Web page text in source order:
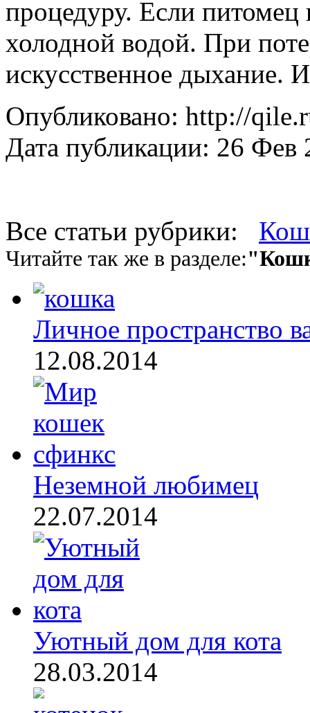
процедуру. Если
холодной водой. При
искусственное дыхание.
Опубликовано: http://
Дата публикации: 26 Фев
Все статьи рубрики:
Читайте так же в разделе:
Личное пространство
12.08.2014
Неземной любимец
22.07.2014
Уютный дом для кота
28.03.2014